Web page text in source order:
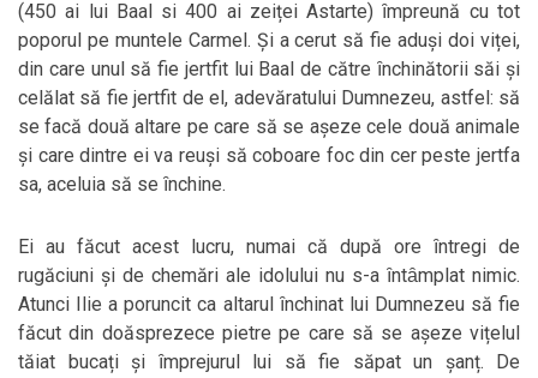
(450 ai lui Baal si 400 ai zeiței Astarte) ȋmpreună cu tot
poporul pe muntele Carmel. Și a cerut să fie aduși doi viței,
din care unul să fie jertfit lui Baal de către ȋnchinătorii săi și
celălat să fie jertfit de el, adevăratului Dumnezeu, astfel: să
se facă două altare pe care să se așeze cele două animale
și care dintre ei va reuși să coboare foc din cer peste jertfa
sa, aceluia să se ȋnchine.
Ei au făcut acest lucru, numai că după ore ȋntregi de
rugăciuni și de chemări ale idolului nu s-a ȋntȃmplat nimic.
Atunci Ilie a poruncit ca altarul ȋnchinat lui Dumnezeu să fie
făcut din doăsprezece pietre pe care să se așeze vițelul
tăiat bucați și ȋmprejurul lui să fie săpat un șanț. De